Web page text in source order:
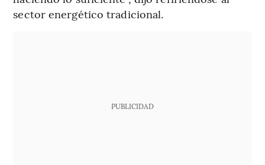
sector energético tradicional.
PUBLICIDAD